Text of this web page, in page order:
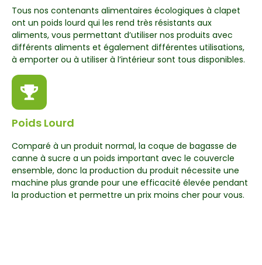
Tous nos contenants alimentaires écologiques à clapet
ont un poids lourd qui les rend très résistants aux
aliments, vous permettant d’utiliser nos produits avec
différents aliments et également différentes utilisations,
à emporter ou à utiliser à l’intérieur sont tous disponibles.
Poids Lourd
Comparé à un produit normal, la coque de bagasse de
canne à sucre a un poids important avec le couvercle
ensemble, donc la production du produit nécessite une
machine plus grande pour une efficacité élevée pendant
la production et permettre un prix moins cher pour vous.